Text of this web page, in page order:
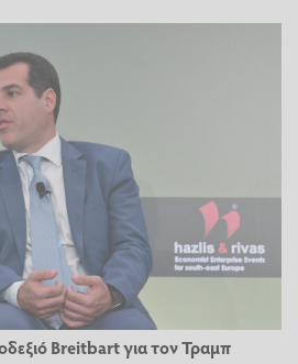
Breitbart για τον Τραμπ